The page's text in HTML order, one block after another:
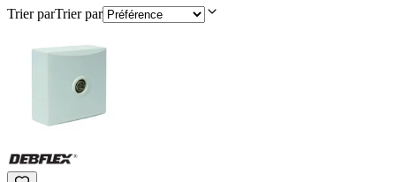
Trier parTrier par